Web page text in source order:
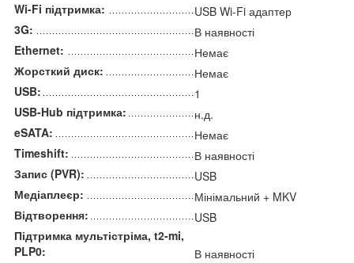
Wi-Fi підтримка:
USB Wi-Fi адаптер
3G:
В наявності
Ethernet:
Немає
Жорсткий диск:
Немає
USB:
1
USB-Hub підтримка:
н.д.
eSATA:
Немає
Timeshift:
В наявності
Запис (PVR):
USB
Медіаплеєр:
Мінімальний + MKV
Відтворення:
USB
Підтримка мультістріма, t2-mi,
PLP0:
В наявності